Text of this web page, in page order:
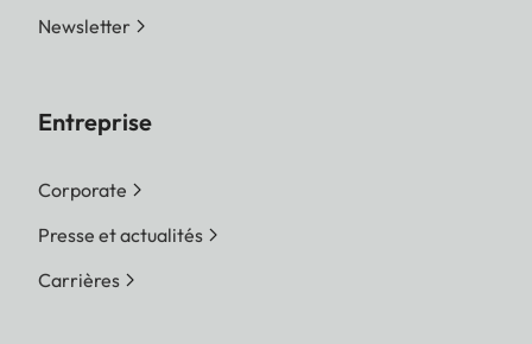
Newsletter
Entreprise
Corporate
Presse et actualités
Carrières